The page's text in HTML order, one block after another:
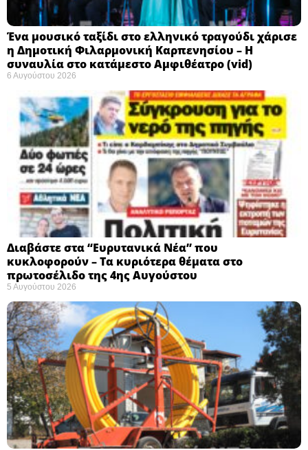
Ένα μουσικό ταξίδι στο ελληνικό τραγούδι χάρισε
η Δημοτική Φιλαρμονική Καρπενησίου – Η
συναυλία στο κατάμεστο Αμφιθέατρο (vid)
6 Αυγούστου 2026
Διαβάστε στα “Ευρυτανικά Νέα” που
κυκλοφορούν – Τα κυριότερα θέματα στο
πρωτοσέλιδο της 4ης Αυγούστου
5 Αυγούστου 2026